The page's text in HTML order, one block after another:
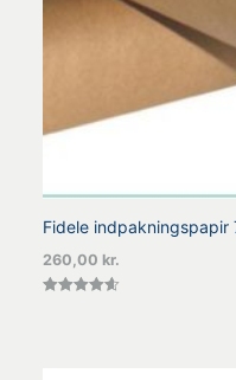
Fidele
260,00 kr.